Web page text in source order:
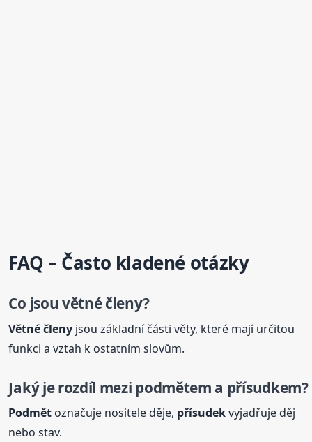
FAQ – Často kladené otázky
Co jsou větnéčleny?
Větnéčleny jsou základní části věty, které mají určitou
funkci a vztah k ostatním slovům.
Jaký je rozdíl mezi podmětem a přísudkem?
Podmět označuje nositele děje, přísudekvyjadřuje děj
nebo stav.